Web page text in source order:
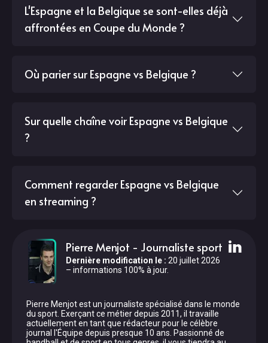
L'Espagne et la Belgique se sont-elles déjà
affrontées en Coupe du Monde ?
Où parier sur Espagne vs Belgique ?
Sur quelle chaîne voir Espagne vs Belgique
?
Comment regarder Espagne vs Belgique
en streaming ?
Pierre Menjot - Journaliste sport
Dernière modification le: 20 juillet 2026
– informations 100% à jour.
Pierre Menjot est un journaliste spécialisé dans le monde
du sport. Exerçant ce métier depuis 2011, il travaille
actuellement en tant que rédacteur pour le célèbre
journal l'Équipe depuis presque 10 ans. Passionné de